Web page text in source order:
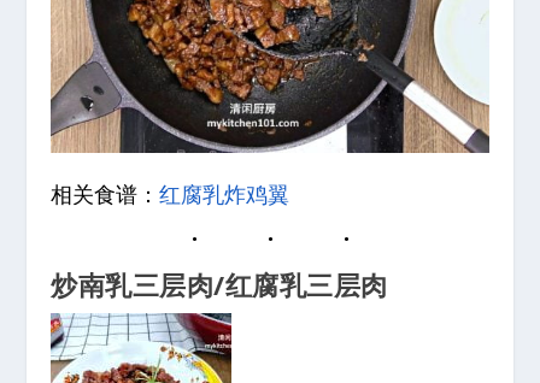
相关食谱：红腐乳炸鸡翼
炒南乳三层肉/红腐乳三层肉